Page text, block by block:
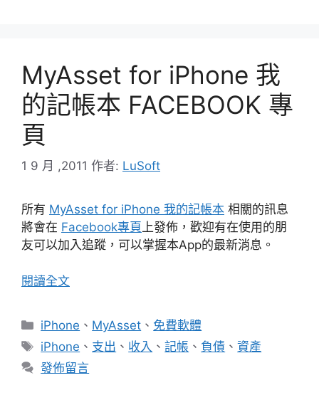
MyAsset for iPhone 我
的記帳本 FACEBOOK 專
頁
1 9 月 ,2011 作者: LuSoft
所有 MyAsset for iPhone 我的記帳本 相關的訊息
將會在 Facebook專頁上發佈，歡迎有在使用的朋
友可以加入追蹤，可以掌握本App的最新消息。
閱讀全文
分
類
iPhone 、 MyAsset 、 免費軟體
標
籤
iPhone 、 支出 、 收入 、記帳 、 負債 、資產
發佈留言